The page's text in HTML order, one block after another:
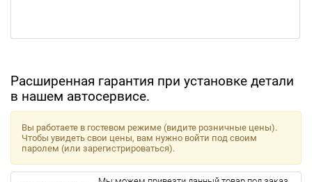
Расширенная гарантия при установке детали
в нашем автосервисе.
Вы работаете в гостевом режиме (видите розничные цены).
Чтобы увидеть свои цены, вам нужно войти под своим
паролем (или зарегистрироваться).